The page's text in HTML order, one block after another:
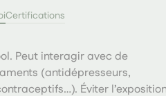
Certifications
Peut interagir avec de
(antidépresseurs,
Éviter l’exposition